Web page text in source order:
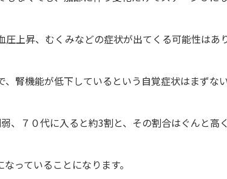
上昇、むくみなどの症状が出てくる可能性はあ
腎機能が低下しているという自覚症状はまずな
、７０代に入ると約3割と、その割合はぐんと高く
っていることになります。